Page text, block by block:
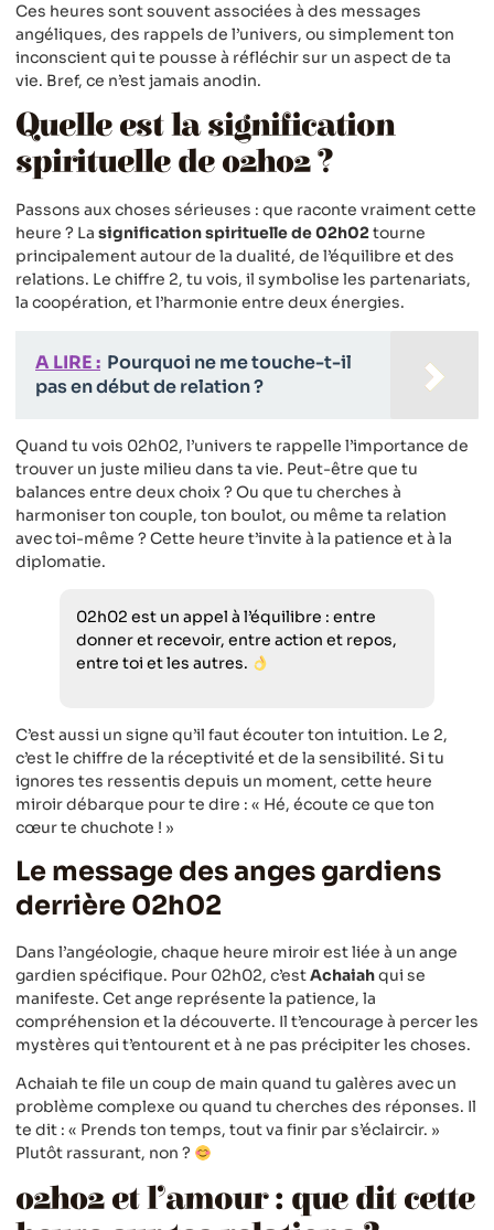
Ces heures sont souvent associées à des messages
angéliques, des rappels de l’univers, ou simplement ton
inconscient qui te pousse à réfléchir sur un aspect de ta
vie. Bref, ce n’est jamais anodin.
Quelle est la signification
spirituelle de 02h02 ?
Passons aux choses sérieuses : que raconte vraiment cette
heure ? La signification spirituelle de 02h02tourne
principalement autour de la dualité, de l’équilibre et des
relations. Le chiffre 2, tu vois, il symbolise les partenariats,
la coopération, et l’harmonie entre deux énergies.
A LIRE : Pourquoi ne me touche-t-il
pas en début de relation ?
Quand tu vois 02h02, l’univers te rappelle l’importance de
trouver un juste milieu dans ta vie. Peut-être que tu
balances entre deux choix ? Ou que tu cherches à
harmoniser ton couple, ton boulot, ou même ta relation
avec toi-même ? Cette heure t’invite à la patience et à la
diplomatie.
02h02 est un appel à l’équilibre : entre
donner et recevoir, entre action et repos,
entre toi et les autres.
C’est aussi un signe qu’il faut écouter ton intuition. Le 2,
c’est le chiffre de la réceptivité et de la sensibilité. Si tu
ignores tes ressentis depuis un moment, cette heure
miroir débarque pour te dire : « Hé, écoute ce que ton
cœur te chuchote ! »
Le message des anges gardiens
derrière 02h02
Dans l’angéologie, chaque heure miroir est liée à un ange
gardien spécifique. Pour 02h02, c’estAchaiahqui se
manifeste. Cet ange représente la patience, la
compréhension et la découverte. Il t’encourage à percer les
mystères qui t’entourent et à ne pas précipiter les choses.
Achaiah te file un coup de main quand tu galères avec un
problème complexe ou quand tu cherches des réponses. Il
te dit : « Prends ton temps, tout va finir par s’éclaircir. »
Plutôt rassurant, non ?
02h02 et l’amour : que dit cette